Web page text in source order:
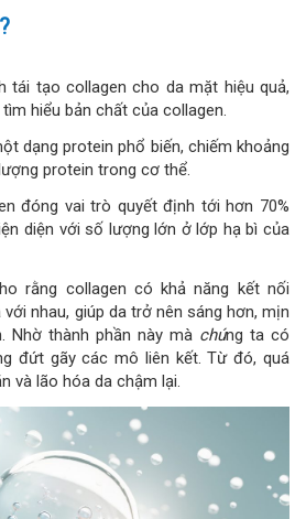
tái tạo collagen cho da mặt hiệu quả,
hiểu bản chất của collagen.
dạng protein phổ biến, chiếm khoảng
protein trong cơ thể.
đóng vai trò quyết định tới hơn 70%
diện với số lượng lớn ở lớp hạ bì của
rằng collagen có khả năng kết nối
nhau, giúp da trở nên sáng hơn, mịn
Nhờ thành phần này mà chúng ta có
đứt gãy các mô liên kết. Từ đó, quá
và lão hóa da chậm lại.